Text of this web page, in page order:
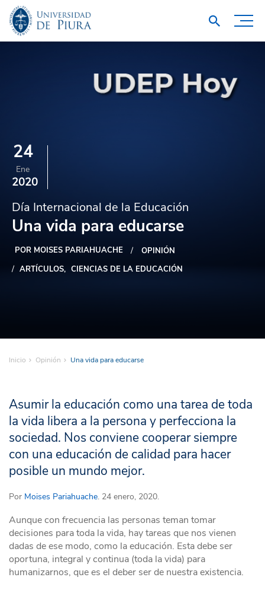
24
Ene
2020
Día Internacional de la Educación
Una vida para educarse
POR MOISES PARIAHUACHE
OPINIÓN
ARTÍCULOS
CIENCIAS DE LA EDUCACIÓN
Inicio Opinión Una vida para educarse
Asumir la educación como una tarea de toda
la vida libera a la persona y perfecciona la
sociedad. Nos conviene cooperar siempre
con una educación de calidad para hacer
posible un mundo mejor.
Por Moises Pariahuache. 24 enero, 2020.
Aunque con frecuencia las personas teman tomar
decisiones para toda la vida, hay tareas que nos vienen
dadas de ese modo, como la educación. Esta debe ser
oportuna, integral y continua (toda la vida) para
humanizarnos, que es el deber ser de nuestra existencia.